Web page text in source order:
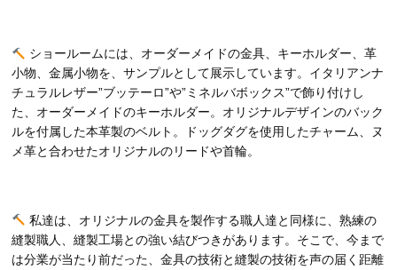
ショールームには、オーダーメイドの金具、キーホルダー、革
小物、金属小物を、サンプルとして展示しています。イタリアンナ
チュラルレザー”ブッテーロ”や”ミネルバボックス”で飾り付けし
た、オーダーメイドのキーホルダー。オリジナルデザインのバック
ルを付属した本革製のベルト。ドッグダグを使用したチャーム、ヌ
メ革と合わせたオリジナルのリードや首輪。
私達は、オリジナルの金具を製作する職人達と同様に、熟練の
縫製職人、縫製工場との強い結びつきがあります。そこで、今まで
は分業が当たり前だった、金具の技術と縫製の技術を声の届く距離